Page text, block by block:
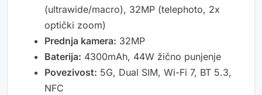
(ultrawide/macro), 32MP (telephoto, 2x
optički zoom)
Prednja kamera: 32MP
Baterija: 4300mAh, 44W žično punjenje
Povezivost: 5G, Dual SIM, Wi-Fi 7, BT 5.3,
NFC